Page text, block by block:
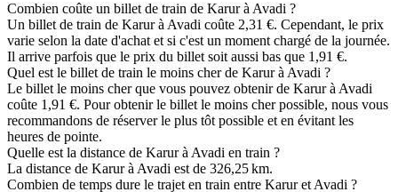
Combien coûte un billet de train de Karur à Avadi ?
Un billet de train de Karur à Avadi coûte 2,31 €. Cependant, le prix
varie selon la date d'achat et si c'est un moment chargé de la journée.
Il arrive parfois que le prix du billet soit aussi bas que 1,91 €.
Quel est le billet de train le moins cher de Karur à Avadi ?
Le billet le moins cher que vous pouvez obtenir de Karur à Avadi
coûte 1,91 €. Pour obtenir le billet le moins cher possible, nous vous
recommandons de réserver le plus tôt possible et en évitant les
heures de pointe.
Quelle est la distance de Karur à Avadi en train ?
La distance de Karur à Avadi est de 326,25 km.
Combien de temps dure le trajet en train entre Karur et Avadi ?